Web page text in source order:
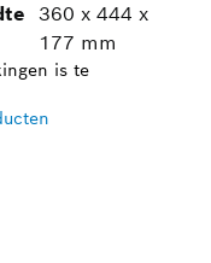
360 x 444 x
177 mm
is te